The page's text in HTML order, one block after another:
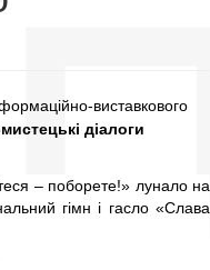
виставкового
діалоги
– поборете!» лунало на
гімн і гасло «Слава